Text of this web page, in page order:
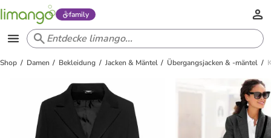
family
Shop Damen Bekleidung Jacken & Mäntel Übergangsjacken & -mäntel